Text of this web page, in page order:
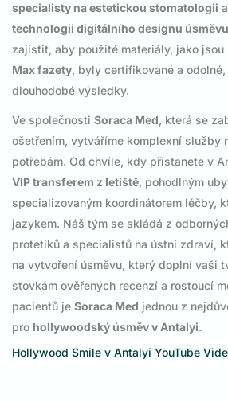
specialisty na estetickou stomatologii
technologii digitálního designu úsměvu
zajistit, aby použité materiály, jako jsou
Max fazety, byly certifikované a
dlouhodobé výsledky.
Ve společnosti Soraca Med, která se
ošetřením, vytváříme komplexní služby
potřebám. Od chvíle, kdy přistanete v
VIP transferem z letiště, pohodlným
specializovaným koordinátorem léčby,
jazykem. Náš tým se skládá z
protetiků a specialistů na ústní zdraví,
na vytvoření úsměvu, který doplní vaši
stovkám ověřených recenzí a rostoucí
pacientů je Soraca Med jednou z
pro hollywoodský úsměv v Antalyi.
Hollywood Smile v Antalyi YouTube